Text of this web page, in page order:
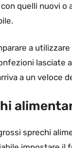
quelli nuovi o
a utilizzare
lasciate
a un veloce
sprechi